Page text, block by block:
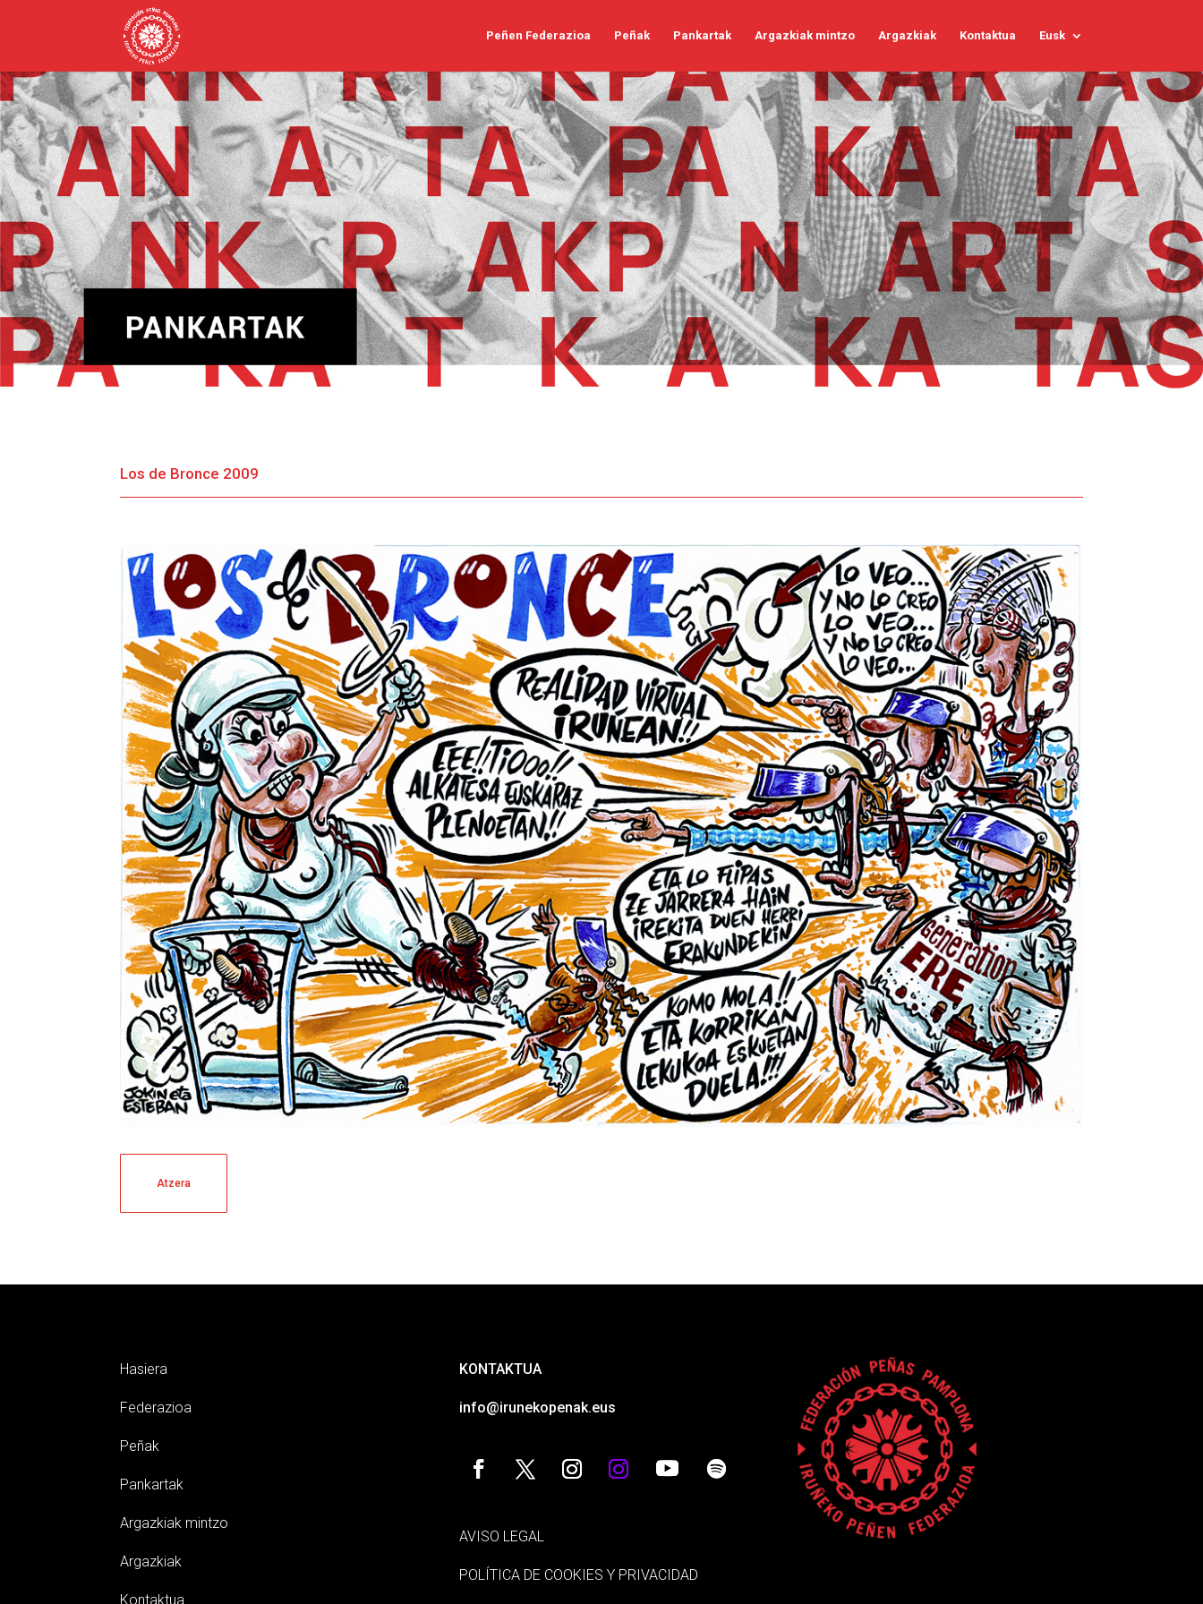
Peñen Federazioa Peñak Pankartak Argazkiak mintzo Argazkiak Kontaktua Eusk
Los de Bronce 2009
Atzera
Hasiera
Federazioa
Peñak
Pankartak
Argazkiak mintzo
Argazkiak
Kontaktua
KONTAKTUA
info@irunekopenak.eus
AVISO LEGAL
POLÍTICA DE COOKIES Y PRIVACIDAD